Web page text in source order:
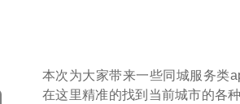
本次为大家带来一些同城服务类
在这里精准的找到当前城市的各